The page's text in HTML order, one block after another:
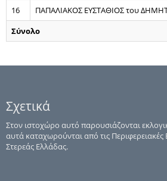
16
ΠΑΠΑΛΙΑΚΟΣ ΕΥΣΤΑΘΙΟΣ του
Σύνολο
Σχετικά
Στον ιστοχώρο αυτό παρουσιάζονται
αυτά καταχωρούνται από τις Περιφερειακές
Στερεάς Ελλάδας.